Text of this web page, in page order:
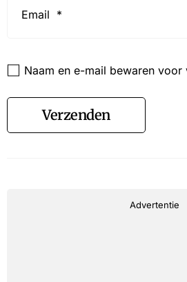
Naam en e-mail bewaren voor
Verzenden
Advertentie